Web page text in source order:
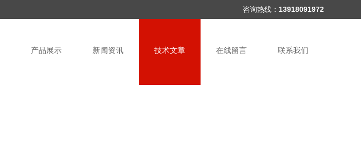
咨询热线： 13918091972
产品展示 新闻资讯 技术文章 在线留言 联系我们